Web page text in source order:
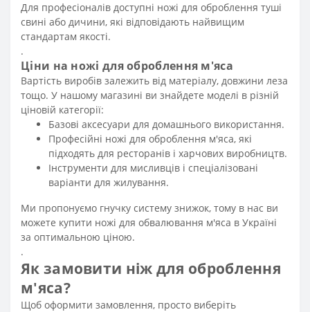
Для професіоналів доступні ножі для оброблення туші
свині або дичини, які відповідають найвищим
стандартам якості.
.
Ціни на ножі для оброблення м'яса
Вартість виробів залежить від матеріалу, довжини леза
тощо. У нашому магазині ви знайдете моделі в різній
ціновій категорії:
Базові аксесуари для домашнього використання.
Професійні ножі для оброблення м'яса, які
підходять для ресторанів і харчових виробництв.
Інструменти для мисливців і спеціалізовані
варіанти для жилування.
Ми пропонуємо гнучку систему знижок, тому в нас ви
можете купити ножі для обвалювання м'яса в Україні
за оптимальною ціною.
.
Як замовити ніж для оброблення
м'яса?
Щоб оформити замовлення, просто виберіть